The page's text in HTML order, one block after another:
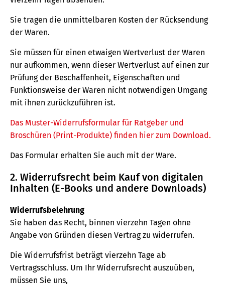
Sie tragen die unmittelbaren Kosten der Rücksendung
der Waren.
Sie müssen für einen etwaigen Wertverlust der Waren
nur aufkommen, wenn dieser Wertverlust auf einen zur
Prüfung der Beschaffenheit, Eigenschaften und
Funktionsweise der Waren nicht notwendigen Umgang
mit ihnen zurückzuführen ist.
Das Muster-Widerrufsformular für Ratgeber und
Broschüren (Print-Produkte) finden hier zum Download.
Das Formular erhalten Sie auch mit der Ware.
2. Widerrufsrecht beim Kauf von digitalen
Inhalten (E-Books und andere Downloads)
Widerrufsbelehrung
Sie haben das Recht, binnen vierzehn Tagen ohne
Angabe von Gründen diesen Vertrag zu widerrufen.
Die Widerrufsfrist beträgt vierzehn Tage ab
Vertragsschluss. Um Ihr Widerrufsrecht auszuüben,
müssen Sie uns,